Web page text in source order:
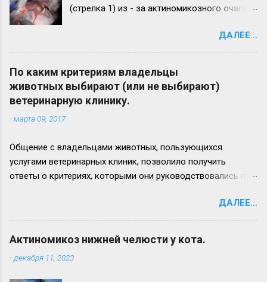
(стрелка 1) из - за актиномикозного очага,
актиномикозного очага более наблюдается
Вид нижней челюсти с левой стороны.
Челюсть увеличена в размере в 2,5 - 3 раза.
Прогноз неблагоприятный. Удачи всем!
ДАЛЕЕ...
По каким критериям владельцы
животных выбирают (или не выбирают)
ветеринарную клинику.
-марта 09, 2017
Общение с владельцами животных, пользующихся
услугами ветеринарных клиник, позволило получить
ответы о критериях, которыми они руководствовались при
приводим ниже: 1. удобное расположение (доступность), 2.
доступные цены на услуги (или/и соотношение цена/
качество обслуживания), 3. наличие квалифицированных
ветеринарных врачей (и/или узкопрофильного
специалиста), 4. рекомендации знакомых, 5. хорошая
ДАЛЕЕ...
Актиномикоз нижней челюсти у кота.
-декабря 11, 2023